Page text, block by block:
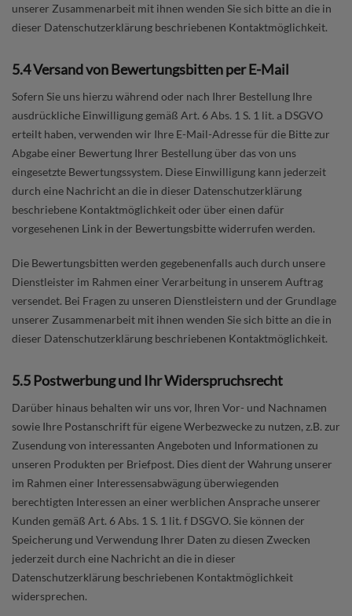
unserer Zusammenarbeit mit ihnen wenden Sie sich bitte an die in
dieser Datenschutzerklärung beschriebenen Kontaktmöglichkeit.
5.4 Versand von Bewertungsbitten per E-Mail
Sofern Sie uns hierzu während oder nach Ihrer Bestellung Ihre
ausdrückliche Einwilligung gemäß Art. 6 Abs. 1 S. 1 lit. a DSGVO
erteilt haben, verwenden wir Ihre E-Mail-Adresse für die Bitte zur
Abgabe einer Bewertung Ihrer Bestellung über das von uns
eingesetzte Bewertungssystem. Diese Einwilligung kann jederzeit
durch eine Nachricht an die in dieser Datenschutzerklärung
beschriebene Kontaktmöglichkeit oder über einen dafür
vorgesehenen Link in der Bewertungsbitte widerrufen werden.
Die Bewertungsbitten werden gegebenenfalls auch durch unsere
Dienstleister im Rahmen einer Verarbeitung in unserem Auftrag
versendet. Bei Fragen zu unseren Dienstleistern und der Grundlage
unserer Zusammenarbeit mit ihnen wenden Sie sich bitte an die in
dieser Datenschutzerklärung beschriebenen Kontaktmöglichkeit.
5.5 Postwerbung und Ihr Widerspruchsrecht
Darüber hinaus behalten wir uns vor, Ihren Vor- und Nachnamen
sowie Ihre Postanschrift für eigene Werbezwecke zu nutzen, z.B. zur
Zusendung von interessanten Angeboten und Informationen zu
unseren Produkten per Briefpost. Dies dient der Wahrung unserer
im Rahmen einer Interessensabwägung überwiegenden
berechtigten Interessen an einer werblichen Ansprache unserer
Kunden gemäß Art. 6 Abs. 1 S. 1 lit. f DSGVO. Sie können der
Speicherung und Verwendung Ihrer Daten zu diesen Zwecken
jederzeit durch eine Nachricht an die in dieser
Datenschutzerklärung beschriebenen Kontaktmöglichkeit
widersprechen.